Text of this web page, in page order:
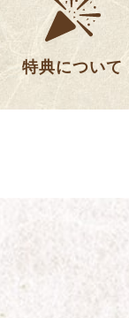
特典について